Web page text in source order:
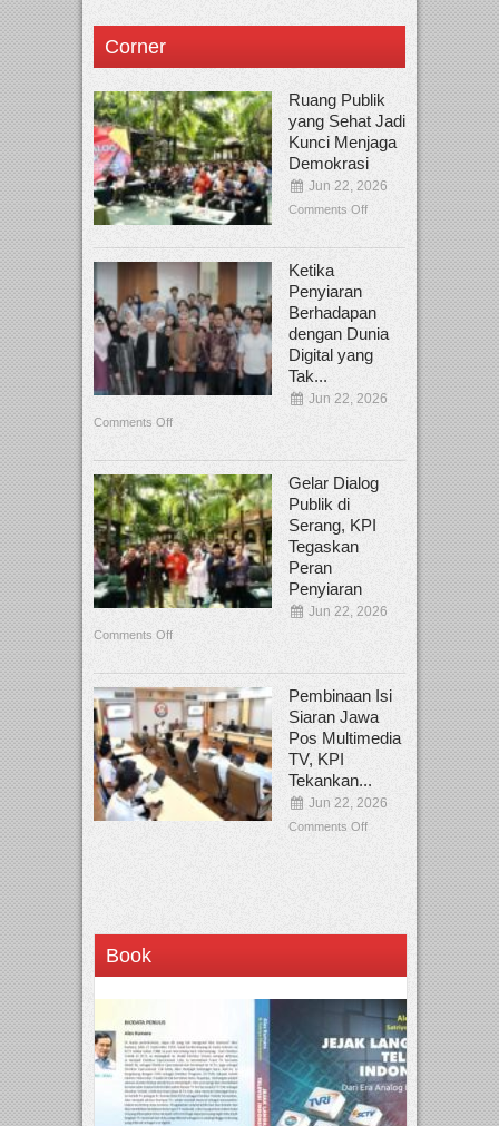
Corner
Ruang Publik
yang Sehat Jadi
Kunci Menjaga
Demokrasi
Jun 22, 2026
Comments Off
Ketika
Penyiaran
Berhadapan
dengan Dunia
Digital yang
Tak...
Jun 22, 2026
Comments Off
Gelar Dialog
Publik di
Serang, KPI
Tegaskan
Peran
Penyiaran
Jun 22, 2026
Comments Off
Pembinaan Isi
Siaran Jawa
Pos Multimedia
TV, KPI
Tekankan...
Jun 22, 2026
Comments Off
Book